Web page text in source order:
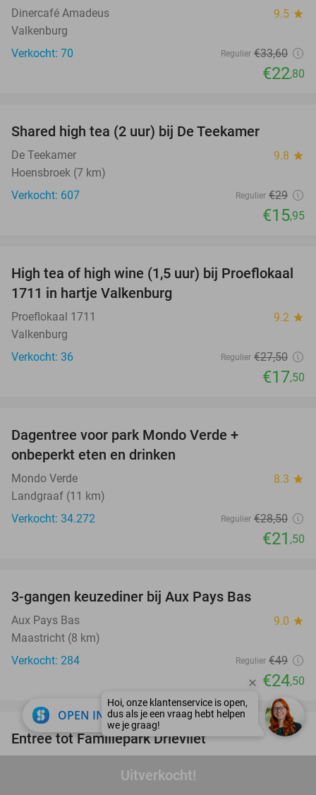
Uitverkocht!
Dinercafé Amadeus 9.5 star
Valkenburg
Verkocht: 70
Regulier €33,60
€22,80
Shared high tea (2 uur) bij De Teekamer
De Teekamer 9.8 star
Hoensbroek (7 km)
Verkocht: 607
Regulier €29
€15,95
36%
High tea of high wine (1,5 uur) bij Proeflokaal
1711 in hartje Valkenburg
Proeflokaal 1711 9.2 star
Valkenburg
Verkocht: 36
Regulier €27,50
€17,50
Dagentree voor park Mondo Verde +
onbeperkt eten en drinken
Mondo Verde 8.3 star
Landgraaf (11 km)
Verkocht: 34.272
Regulier €28,50
€21 ,50
3-gangen keuzediner bij Aux Pays Bas
Aux Pays Bas 9.0 star
Maastricht (8 km)
Verkocht: 284
Regulier €49
€24,50
21%
favorite_border
Entree tot Familiepark Drievliet
OPEN IN APP close